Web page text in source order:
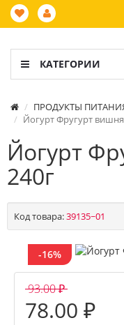
КАТЕГОРИИ
ПРОДУКТЫ
Йогурт Фругурт вишня
Йогурт
240г
Код товара:39135~01
-16%
93.00 ₽
78.00 ₽